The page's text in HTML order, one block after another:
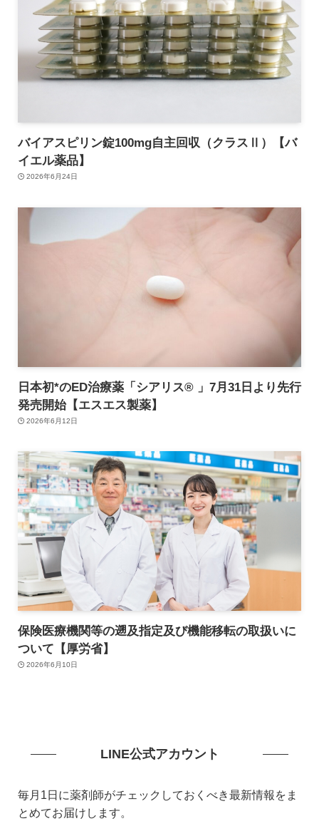
バイアスピリン錠100mg自主回収（クラスⅡ）【バ
イエル薬品】
2026年6月24日
日本初*のED治療薬「シアリス® 」7月31日より先行
発売開始【エスエス製薬】
2026年6月12日
保険医療機関等の遡及指定及び機能移転の取扱いに
ついて【厚労省】
2026年6月10日
LINE公式アカウント
毎月1日に薬剤師がチェックしておくべき最新情報をま
とめてお届けします。